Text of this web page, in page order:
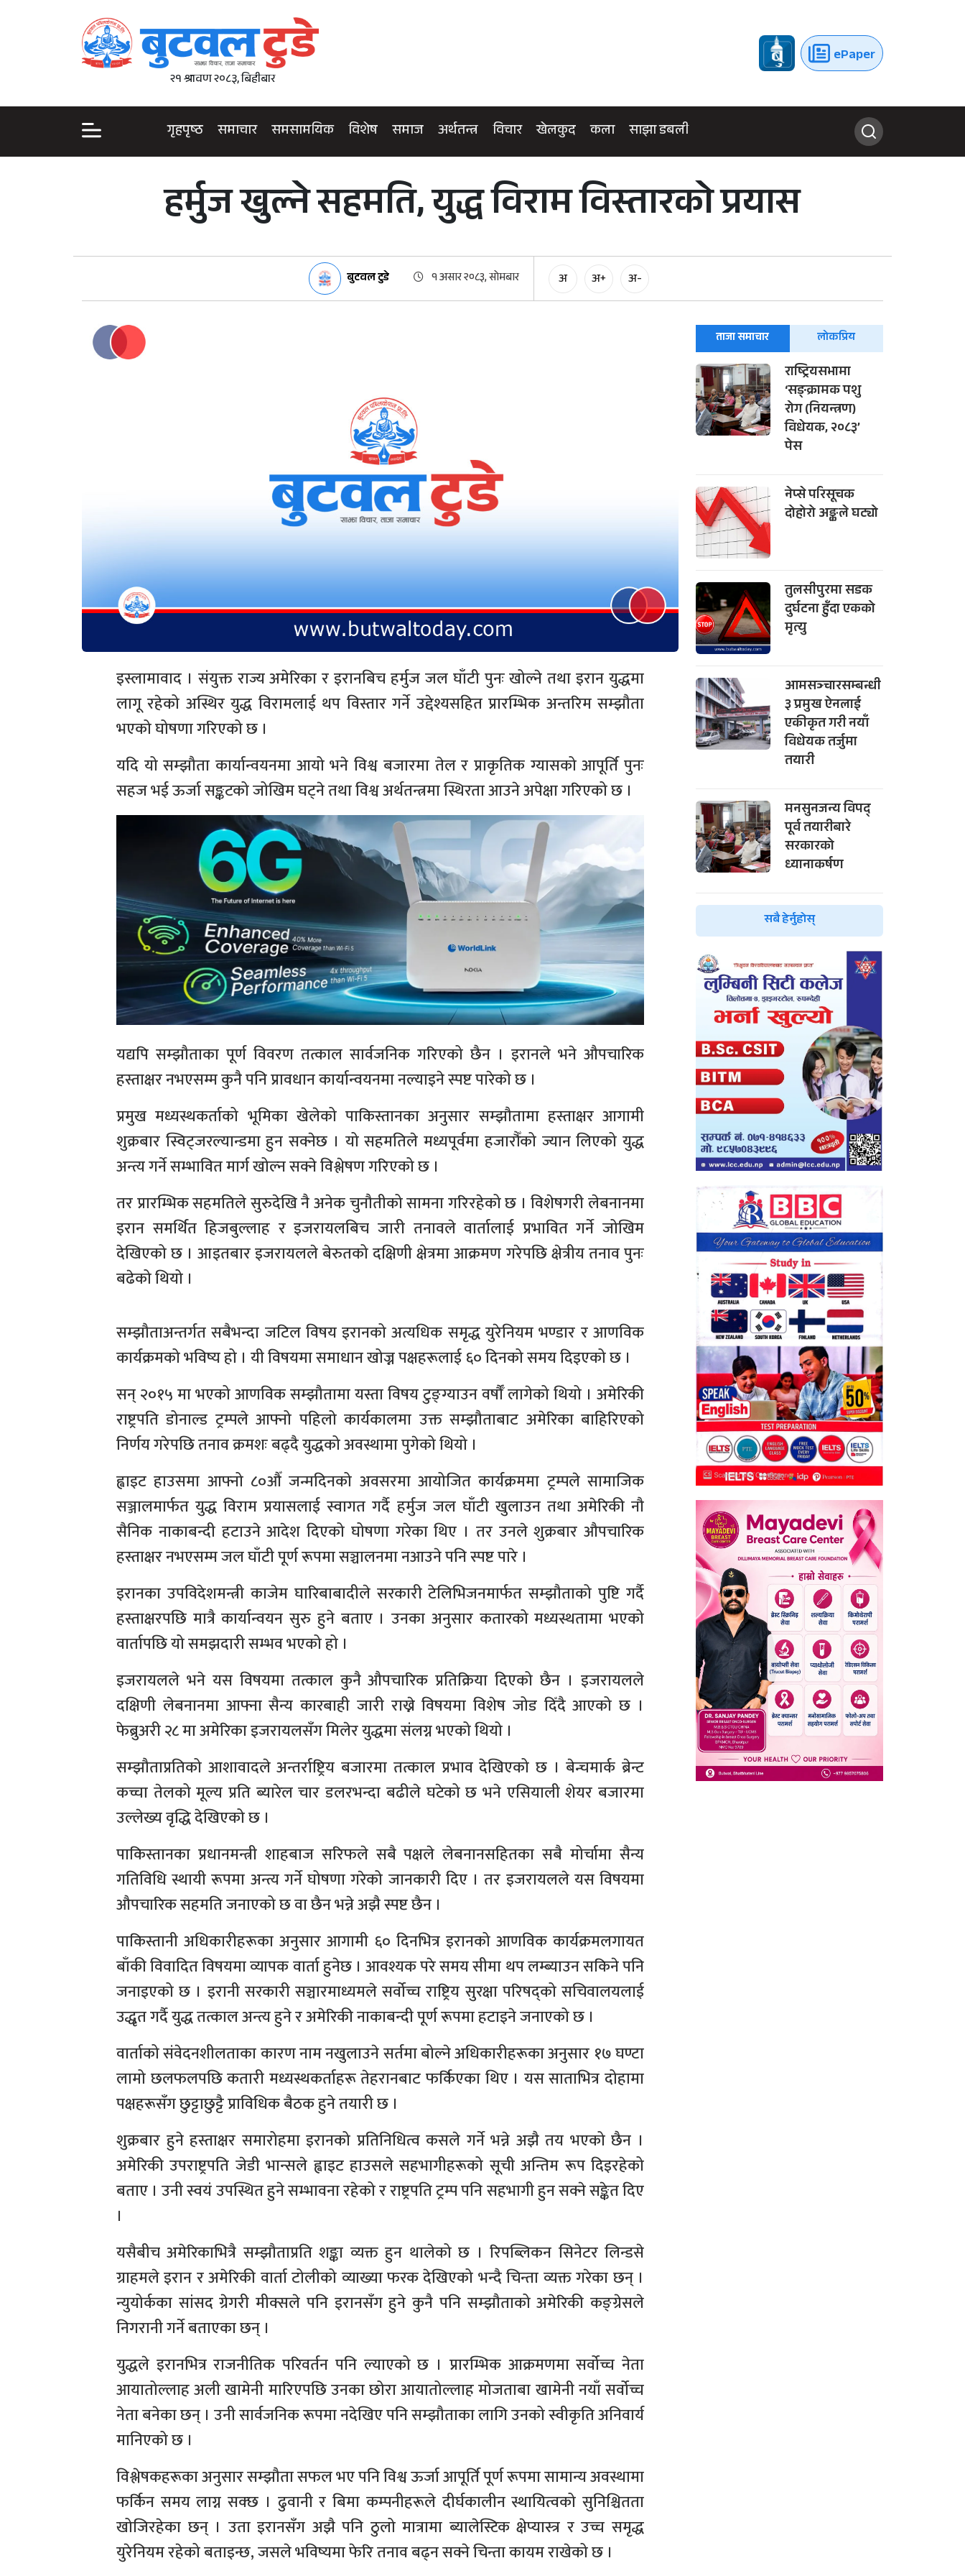
२१ श्रावण २०८३, बिहीबार
ePaper
गृहपृष्ठ समाचार समसामयिक विशेष समाज अर्थतन्त्र विचार खेलकुद कला साझा डबली
हर्मुज खुल्ने सहमति, युद्ध विराम विस्तारको प्रयास
बुटवल टुडे १ असार २०८३, सोमबार अ अ+ अ-
इस्लामावाद । संयुक्त राज्य अमेरिका र इरानबिच हर्मुज जल घाँटी पुनः खोल्ने तथा इरान युद्धमा
लागू रहेको अस्थिर युद्ध विरामलाई थप विस्तार गर्ने उद्देश्यसहित प्रारम्भिक अन्तरिम सम्झौता
भएको घोषणा गरिएको छ ।
यदि यो सम्झौता कार्यान्वयनमा आयो भने विश्व बजारमा तेल र प्राकृतिक ग्यासको आपूर्ति पुनः
सहज भई ऊर्जा सङ्कटको जोखिम घट्ने तथा विश्व अर्थतन्त्रमा स्थिरता आउने अपेक्षा गरिएको छ ।
यद्यपि सम्झौताका पूर्ण विवरण तत्काल सार्वजनिक गरिएको छैन । इरानले भने औपचारिक
हस्ताक्षर नभएसम्म कुनै पनि प्रावधान कार्यान्वयनमा नल्याइने स्पष्ट पारेको छ ।
प्रमुख मध्यस्थकर्ताको भूमिका खेलेको पाकिस्तानका अनुसार सम्झौतामा हस्ताक्षर आगामी
शुक्रबार स्विट्जरल्यान्डमा हुन सक्नेछ । यो सहमतिले मध्यपूर्वमा हजारौँको ज्यान लिएको युद्ध
अन्त्य गर्ने सम्भावित मार्ग खोल्न सक्ने विश्लेषण गरिएको छ ।
तर प्रारम्भिक सहमतिले सुरुदेखि नै अनेक चुनौतीको सामना गरिरहेको छ । विशेषगरी लेबनानमा
इरान समर्थित हिजबुल्लाह र इजरायलबिच जारी तनावले वार्तालाई प्रभावित गर्ने जोखिम
देखिएको छ । आइतबार इजरायलले बेरुतको दक्षिणी क्षेत्रमा आक्रमण गरेपछि क्षेत्रीय तनाव पुनः
बढेको थियो ।
सम्झौताअन्तर्गत सबैभन्दा जटिल विषय इरानको अत्यधिक समृद्ध युरेनियम भण्डार र आणविक
कार्यक्रमको भविष्य हो । यी विषयमा समाधान खोज्न पक्षहरूलाई ६० दिनको समय दिइएको छ ।
सन् २०१५ मा भएको आणविक सम्झौतामा यस्ता विषय टुङ्ग्याउन वर्षौँ लागेको थियो । अमेरिकी
राष्ट्रपति डोनाल्ड ट्रम्पले आफ्नो पहिलो कार्यकालमा उक्त सम्झौताबाट अमेरिका बाहिरिएको
निर्णय गरेपछि तनाव क्रमशः बढ्दै युद्धको अवस्थामा पुगेको थियो ।
ह्वाइट हाउसमा आफ्नो ८०औँ जन्मदिनको अवसरमा आयोजित कार्यक्रममा ट्रम्पले सामाजिक
सञ्जालमार्फत युद्ध विराम प्रयासलाई स्वागत गर्दै हर्मुज जल घाँटी खुलाउन तथा अमेरिकी नौ
सैनिक नाकाबन्दी हटाउने आदेश दिएको घोषणा गरेका थिए । तर उनले शुक्रबार औपचारिक
हस्ताक्षर नभएसम्म जल घाँटी पूर्ण रूपमा सञ्चालनमा नआउने पनि स्पष्ट पारे ।
इरानका उपविदेशमन्त्री काजेम घारिबाबादीले सरकारी टेलिभिजनमार्फत सम्झौताको पुष्टि गर्दै
हस्ताक्षरपछि मात्रै कार्यान्वयन सुरु हुने बताए । उनका अनुसार कतारको मध्यस्थतामा भएको
वार्तापछि यो समझदारी सम्भव भएको हो ।
इजरायलले भने यस विषयमा तत्काल कुनै औपचारिक प्रतिक्रिया दिएको छैन । इजरायलले
दक्षिणी लेबनानमा आफ्ना सैन्य कारबाही जारी राख्ने विषयमा विशेष जोड दिँदै आएको छ ।
फेब्रुअरी २८ मा अमेरिका इजरायलसँग मिलेर युद्धमा संलग्न भएको थियो ।
सम्झौताप्रतिको आशावादले अन्तर्राष्ट्रिय बजारमा तत्काल प्रभाव देखिएको छ । बेन्चमार्क ब्रेन्ट
कच्चा तेलको मूल्य प्रति ब्यारेल चार डलरभन्दा बढीले घटेको छ भने एसियाली शेयर बजारमा
उल्लेख्य वृद्धि देखिएको छ ।
पाकिस्तानका प्रधानमन्त्री शाहबाज सरिफले सबै पक्षले लेबनानसहितका सबै मोर्चामा सैन्य
गतिविधि स्थायी रूपमा अन्त्य गर्ने घोषणा गरेको जानकारी दिए । तर इजरायलले यस विषयमा
औपचारिक सहमति जनाएको छ वा छैन भन्ने अझै स्पष्ट छैन ।
पाकिस्तानी अधिकारीहरूका अनुसार आगामी ६० दिनभित्र इरानको आणविक कार्यक्रमलगायत
बाँकी विवादित विषयमा व्यापक वार्ता हुनेछ । आवश्यक परे समय सीमा थप लम्ब्याउन सकिने पनि
जनाइएको छ । इरानी सरकारी सञ्चारमाध्यमले सर्वोच्च राष्ट्रिय सुरक्षा परिषद्को सचिवालयलाई
उद्धृत गर्दै युद्ध तत्काल अन्त्य हुने र अमेरिकी नाकाबन्दी पूर्ण रूपमा हटाइने जनाएको छ ।
वार्ताको संवेदनशीलताका कारण नाम नखुलाउने सर्तमा बोल्ने अधिकारीहरूका अनुसार १७ घण्टा
लामो छलफलपछि कतारी मध्यस्थकर्ताहरू तेहरानबाट फर्किएका थिए । यस साताभित्र दोहामा
पक्षहरूसँग छुट्टाछुट्टै प्राविधिक बैठक हुने तयारी छ ।
शुक्रबार हुने हस्ताक्षर समारोहमा इरानको प्रतिनिधित्व कसले गर्ने भन्ने अझै तय भएको छैन ।
अमेरिकी उपराष्ट्रपति जेडी भान्सले ह्वाइट हाउसले सहभागीहरूको सूची अन्तिम रूप दिइरहेको
बताए । उनी स्वयं उपस्थित हुने सम्भावना रहेको र राष्ट्रपति ट्रम्प पनि सहभागी हुन सक्ने सङ्केत दिए
।
यसैबीच अमेरिकाभित्रै सम्झौताप्रति शङ्का व्यक्त हुन थालेको छ । रिपब्लिकन सिनेटर लिन्डसे
ग्राहमले इरान र अमेरिकी वार्ता टोलीको व्याख्या फरक देखिएको भन्दै चिन्ता व्यक्त गरेका छन् ।
न्युयोर्कका सांसद ग्रेगरी मीक्सले पनि इरानसँग हुने कुनै पनि सम्झौताको अमेरिकी कङ्ग्रेसले
निगरानी गर्ने बताएका छन् ।
युद्धले इरानभित्र राजनीतिक परिवर्तन पनि ल्याएको छ । प्रारम्भिक आक्रमणमा सर्वोच्च नेता
आयातोल्लाह अली खामेनी मारिएपछि उनका छोरा आयातोल्लाह मोजताबा खामेनी नयाँ सर्वोच्च
नेता बनेका छन् । उनी सार्वजनिक रूपमा नदेखिए पनि सम्झौताका लागि उनको स्वीकृति अनिवार्य
मानिएको छ ।
विश्लेषकहरूका अनुसार सम्झौता सफल भए पनि विश्व ऊर्जा आपूर्ति पूर्ण रूपमा सामान्य अवस्थामा
फर्किन समय लाग्न सक्छ । ढुवानी र बिमा कम्पनीहरूले दीर्घकालीन स्थायित्वको सुनिश्चितता
खोजिरहेका छन् । उता इरानसँग अझै पनि ठुलो मात्रामा ब्यालेस्टिक क्षेप्यास्त्र र उच्च समृद्ध
युरेनियम रहेको बताइन्छ, जसले भविष्यमा फेरि तनाव बढ्न सक्ने चिन्ता कायम राखेको छ ।
ताजा समाचार लोकप्रिय
राष्ट्रियसभामा
‘सङ्क्रामक पशु
रोग (नियन्त्रण)
विधेयक, २०८३’
पेस
नेप्से परिसूचक
दोहोरो अङ्कले घट्यो
तुलसीपुरमा सडक
दुर्घटना हुँदा एकको
मृत्यु
आमसञ्चारसम्बन्धी
३ प्रमुख ऐनलाई
एकीकृत गरी नयाँ
विधेयक तर्जुमा
तयारी
मनसुनजन्य विपद्
पूर्व तयारीबारे
सरकारको
ध्यानाकर्षण
सबै हेर्नुहोस्